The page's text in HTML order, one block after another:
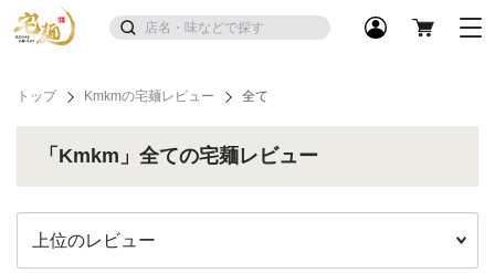
トップ Kmkmの宅麺レビュー 全て
「Kmkm」全ての宅麺レビュー